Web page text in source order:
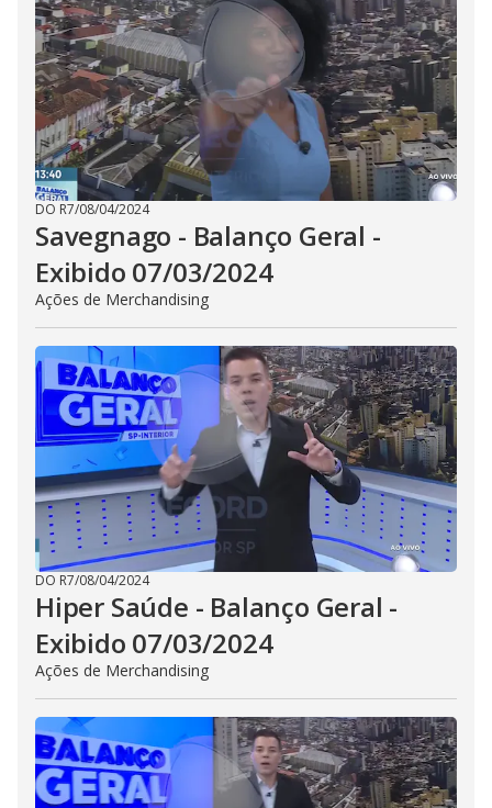
DO R7/08/04/2024
Savegnago - Balanço Geral -
Exibido 07/03/2024
Ações de Merchandising
DO R7/08/04/2024
Hiper Saúde - Balanço Geral -
Exibido 07/03/2024
Ações de Merchandising